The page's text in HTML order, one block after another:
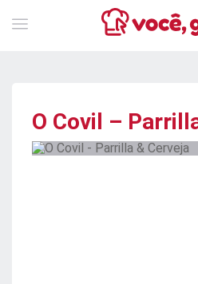
O Covil –